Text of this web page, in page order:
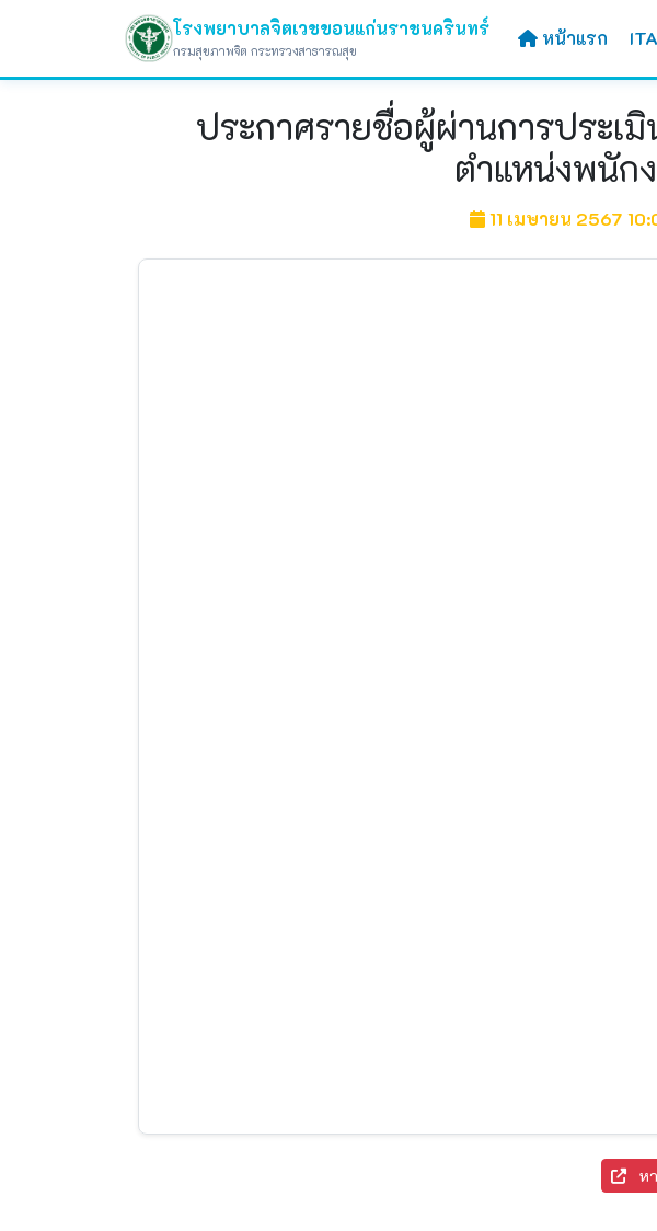
โรงพยาบาลจิตเวชขอนแก่นราชนครินทร์
กรมสุขภาพจิต กระทรวงสาธารณสุข
หน้าแรก ITA
ประกาศรายชื่อผู้ผ่านการประเ
ตำแหน่งพนัก
11 เมษายน 2567
ห